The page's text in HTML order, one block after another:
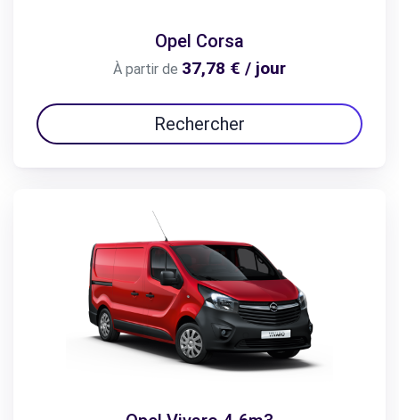
Opel Corsa
À partir de 37,78 € / jour
Rechercher